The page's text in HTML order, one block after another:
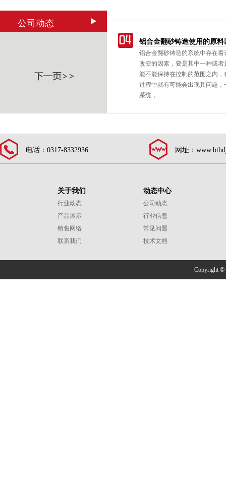
公司动态
机械工具设备上，以减低振动对操
铝合金翻砂铸造使用的原料
质
铝合金翻砂铸造的系统中存在着
改变的因素，要是其中一种或者
能不能保持在控制的范围之内，
过程中就有可能会出现其问题，
系统，
电话：0317-8332936 网址：
关于我们
行业动态
产品展示
销售网络
联系我们
动态中心
公司动态
行业信息
常见问题
技术文档
Copyright ©